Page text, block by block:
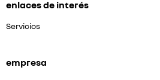
enlaces de interés
Servicios
empresa